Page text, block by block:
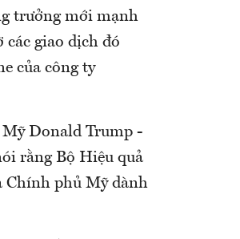
trưởng mới mạnh
giao dịch đó
của công ty
Mỹ Donald Trump -
rằng Bộ Hiệu quả
Chính phủ Mỹ dành